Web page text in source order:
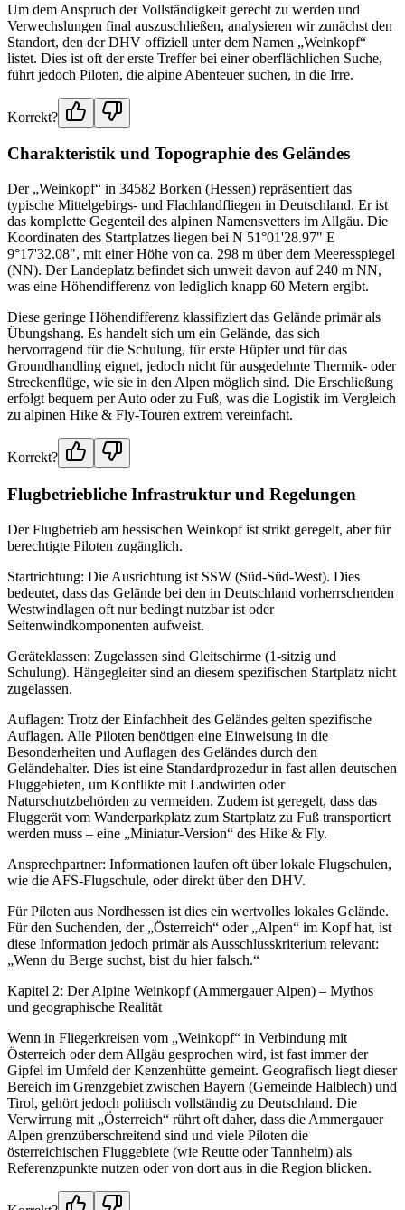
Um dem Anspruch der Vollständigkeit gerecht zu werden und
Verwechslungen final auszuschließen, analysieren wir zunächst den
Standort, den der DHV offiziell unter dem Namen „Weinkopf“
listet. Dies ist oft der erste Treffer bei einer oberflächlichen Suche,
führt jedoch Piloten, die alpine Abenteuer suchen, in die Irre.
Korrekt?
Charakteristik und Topographie des Geländes
Der „Weinkopf“ in 34582 Borken (Hessen) repräsentiert das
typische Mittelgebirgs- und Flachlandfliegen in Deutschland. Er ist
das komplette Gegenteil des alpinen Namensvetters im Allgäu. Die
Koordinaten des Startplatzes liegen bei N 51°01'28.97" E
9°17'32.08", mit einer Höhe von ca. 298 m über dem Meeresspiegel
(NN). Der Landeplatz befindet sich unweit davon auf 240 m NN,
was eine Höhendifferenz von lediglich knapp 60 Metern ergibt.
Diese geringe Höhendifferenz klassifiziert das Gelände primär als
Übungshang. Es handelt sich um ein Gelände, das sich
hervorragend für die Schulung, für erste Hüpfer und für das
Groundhandling eignet, jedoch nicht für ausgedehnte Thermik- oder
Streckenflüge, wie sie in den Alpen möglich sind. Die Erschließung
erfolgt bequem per Auto oder zu Fuß, was die Logistik im Vergleich
zu alpinen Hike & Fly-Touren extrem vereinfacht.
Korrekt?
Flugbetriebliche Infrastruktur und Regelungen
Der Flugbetrieb am hessischen Weinkopf ist strikt geregelt, aber für
berechtigte Piloten zugänglich.
Startrichtung: Die Ausrichtung ist SSW (Süd-Süd-West). Dies
bedeutet, dass das Gelände bei den in Deutschland vorherrschenden
Westwindlagen oft nur bedingt nutzbar ist oder
Seitenwindkomponenten aufweist.
Geräteklassen: Zugelassen sind Gleitschirme (1-sitzig und
Schulung). Hängegleiter sind an diesem spezifischen Startplatz nicht
zugelassen.
Auflagen: Trotz der Einfachheit des Geländes gelten spezifische
Auflagen. Alle Piloten benötigen eine Einweisung in die
Besonderheiten und Auflagen des Geländes durch den
Geländehalter. Dies ist eine Standardprozedur in fast allen deutschen
Fluggebieten, um Konflikte mit Landwirten oder
Naturschutzbehörden zu vermeiden. Zudem ist geregelt, dass das
Fluggerät vom Wanderparkplatz zum Startplatz zu Fuß transportiert
werden muss – eine „Miniatur-Version“ des Hike & Fly.
Ansprechpartner: Informationen laufen oft über lokale Flugschulen,
wie die AFS-Flugschule, oder direkt über den DHV.
Für Piloten aus Nordhessen ist dies ein wertvolles lokales Gelände.
Für den Suchenden, der „Österreich“ oder „Alpen“ im Kopf hat, ist
diese Information jedoch primär als Ausschlusskriterium relevant:
„Wenn du Berge suchst, bist du hier falsch.“
Kapitel 2: Der Alpine Weinkopf (Ammergauer Alpen) – Mythos
und geographische Realität
Wenn in Fliegerkreisen vom „Weinkopf“ in Verbindung mit
Österreich oder dem Allgäu gesprochen wird, ist fast immer der
Gipfel im Umfeld der Kenzenhütte gemeint. Geografisch liegt dieser
Bereich im Grenzgebiet zwischen Bayern (Gemeinde Halblech) und
Tirol, gehört jedoch politisch vollständig zu Deutschland. Die
Verwirrung mit „Österreich“ rührt oft daher, dass die Ammergauer
Alpen grenzüberschreitend sind und viele Piloten die
österreichischen Fluggebiete (wie Reutte oder Tannheim) als
Referenzpunkte nutzen oder von dort aus in die Region blicken.